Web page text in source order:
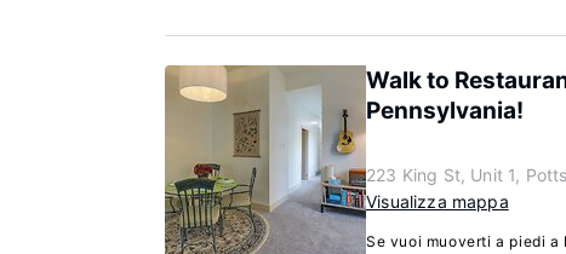
Walk to
Pennsylvania!
223 King St, Unit 1,
Visualizza mappa
Se vuoi muoverti a piedi